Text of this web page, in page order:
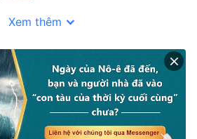
Xem thêm